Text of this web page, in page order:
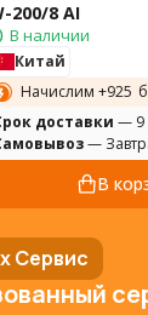
200/8 AI
В наличии
Китай
Начислим +925
доставки — 9
—
В
Сервис